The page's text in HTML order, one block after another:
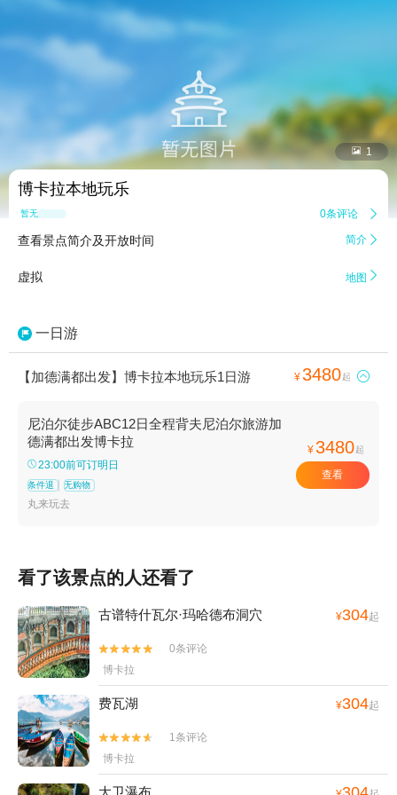
 1
博卡拉本地玩乐
暂无点评 0条评论 
查看景点简介及开放时间 简介 
虚拟 地图 
一日游
【加德满都出发】博卡拉本地玩乐1日游 ¥3480起 
尼泊尔徒步ABC12日全程背夫尼泊尔旅游加
德满都出发博卡拉
23:00前可订明日
条件退 无购物
丸来玩去
¥3480起
查看
看了该景点的人还看了
古谱特什瓦尔·玛哈德布洞穴 ¥304起


0条评论
博卡拉
费瓦湖 ¥304起


1条评论
博卡拉
大卫瀑布